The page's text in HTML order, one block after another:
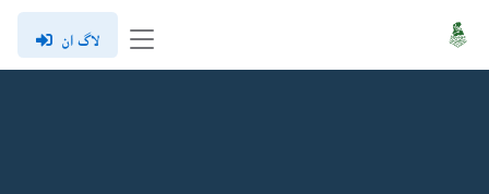
لاگ ان